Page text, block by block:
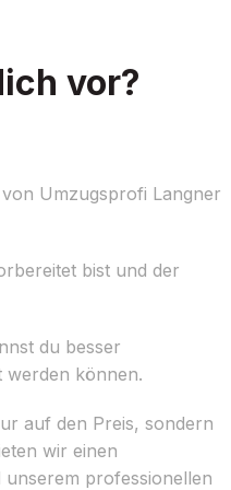
vor?
Umzugsprofi Langner
bist und der
du besser
werden können.
auf den Preis, sondern
wir einen
professionellen